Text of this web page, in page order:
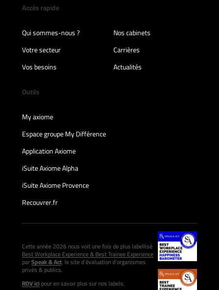
Accès rapide
Qui sommes-nous ?
Nos cabinets
Votre secteur
Carrières
Vos besoins
Actualités
Outils
My axiome
Espace groupe My Différence
Application Axiome
iSuite Axiome Alpha
iSuite Axiome Provence
Recouvrer.fr
Cette année 2026 nous voit une fois de plus labellisé
Best Workplace Experience & Best Trainee Experience
parSpeak & Act, le site d’évaluation d’organismes
privés & publics.
RDV icipour en savoir plus sur nos labels.